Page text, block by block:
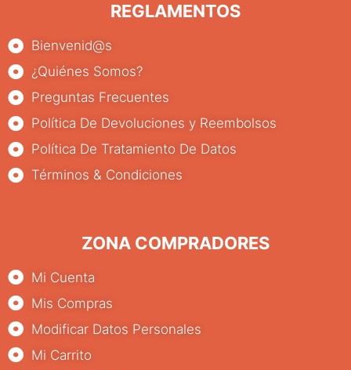
REGLAMENTOS
Bienvenid@s
¿Quiénes Somos?
Preguntas Frecuentes
Política De Devoluciones y Reembolsos
Política De Tratamiento De Datos
Términos & Condiciones
ZONA COMPRADORES
Mi Cuenta
Mis Compras
Modificar Datos Personales
Mi Carrito